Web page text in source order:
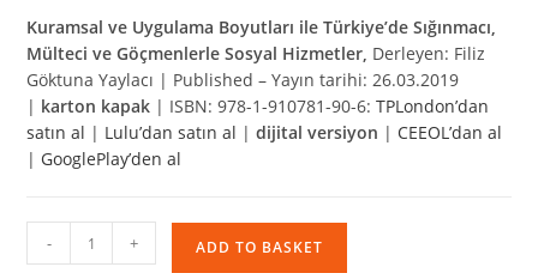
Kuramsal ve Uygulama Boyutları ile Türkiye’de Sığınmacı,
Mülteci ve Göçmenlerle Sosyal Hizmetler, Derleyen: Filiz
Göktuna Yaylacı | Published – Yayın tarihi: 26.03.2019
| karton kapak | ISBN: 978-1-910781-90-6:TPLondon’dan
satın al | Lulu’dan satın al |dijital versiyon | CEEOL’dan al
| GooglePlay’den al
Sığınmacı,
Mülteci
- + ADD TO BASKET